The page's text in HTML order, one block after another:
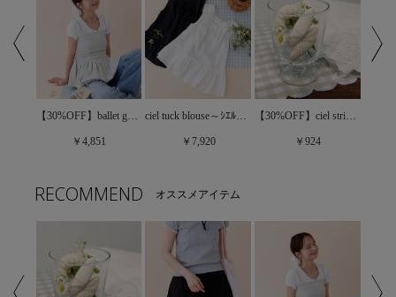
【30%OFF】ballet gather bustier～ﾊﾞﾚｴｷﾞｬｻﾞｰﾋﾞｽﾁｪ
￥4,851
ciel tuck blouse～ｼｴﾙﾀｯｸﾌﾞﾗｳｽ
￥7,920
【30%OFF】ciel stripe pin～ｼｴﾙｽﾄﾗｲﾌﾟﾋﾟﾝ
￥924
RECOMMEND オススメアイテム